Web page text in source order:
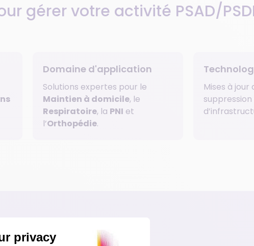
gérer votre activité PSAD/
Domaine d'application
Solutions expertes pour le
Maintien à domicile, le
Respiratoire, la PNI et
l’Orthopédie.
Mises à